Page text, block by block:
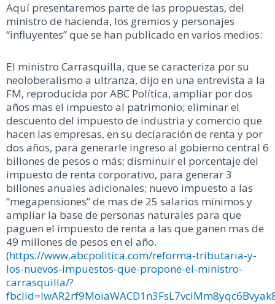
Aquí presentaremos parte de las propuestas, del
ministro de hacienda, los gremios y personajes
“influyentes” que se han publicado en varios medios:
El ministro Carrasquilla, que se caracteriza por su
neoloberalismo a ultranza, dijo en una entrevista a la
FM, reproducida por ABC Política, ampliar por dos
años mas el impuesto al patrimonio; eliminar el
descuento del impuesto de industria y comercio que
hacen las empresas, en su declaración de renta y por
dos años, para generarle ingreso al gobierno central 6
billones de pesos o más; disminuir el porcentaje del
impuesto de renta corporativo, para generar 3
billones anuales adicionales; nuevo impuesto a las
“megapensiones” de mas de 25 salarios mínimos y
ampliar la base de personas naturales para que
paguen el impuesto de renta a las que ganen mas de
49 millones de pesos en el año.
(https://www.abcpolitica.com/reforma-tributaria-y-
los-nuevos-impuestos-que-propone-el-ministro-
carrasquilla/?